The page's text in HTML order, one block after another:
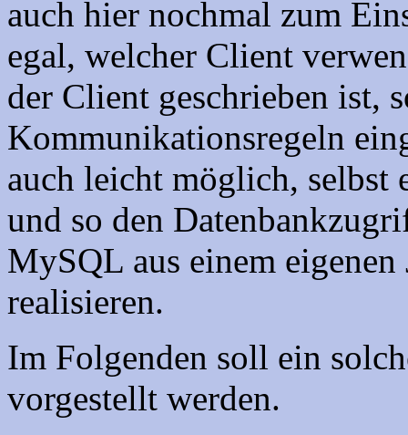
auch hier nochmal zum
egal, welcher Client
der Client geschrieben ist,
Kommunikationsregeln
auch leicht möglich, selbst
und so den
MySQL aus einem
realisieren.
Im Folgenden soll ein
vorgestellt werden.